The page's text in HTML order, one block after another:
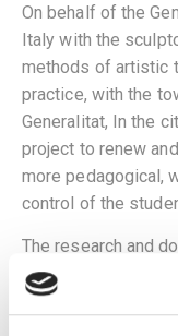
On behalf of the
Italy with the
methods of artistic
practice, with the
Generalitat, In the
project to renew
more pedagogical,
control of the
The research and
us to document
We know that this